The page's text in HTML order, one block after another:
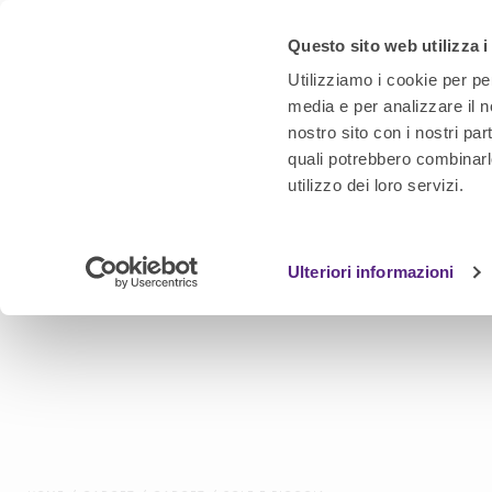
Questo sito web utilizza i
Utilizziamo i cookie per
media e per analizzare il
nostro sito con i nostri
quali potrebbero
utilizzo dei loro servizi.
Ulteriori informazioni